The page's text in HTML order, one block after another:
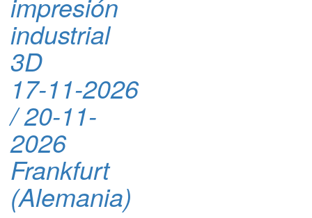
industrial
3D
17-11-2026
/ 20-11-
2026
Frankfurt
(Alemania)